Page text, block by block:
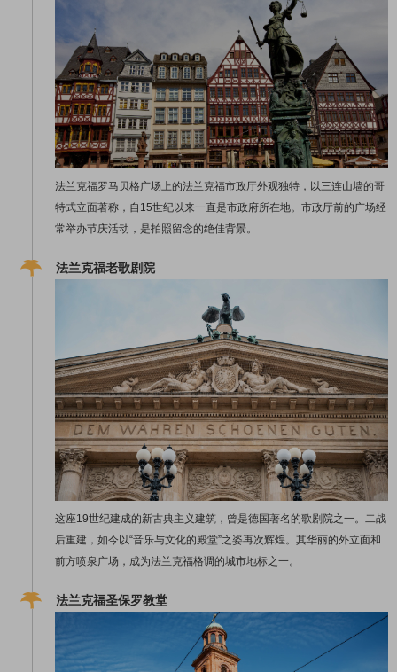
法兰克福罗马贝格广场上的法兰克福市政厅外观独特，以三连山墙的哥
特式立面著称，自15世纪以来一直是市政府所在地。市政厅前的广场经
常举办节庆活动，是拍照留念的绝佳背景。
法兰克福老歌剧院
这座19世纪建成的新古典主义建筑，曾是德国著名的歌剧院之一。二战
后重建，如今以“音乐与文化的殿堂”之姿再次辉煌。其华丽的外立面和
前方喷泉广场，成为法兰克福格调的城市地标之一。
法兰克福圣保罗教堂